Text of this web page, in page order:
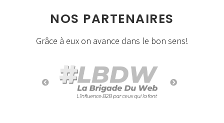
NOS PARTENAIRES
Grâce à eux on avance dans le bon sens!